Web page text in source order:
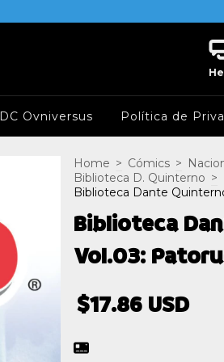
DC Ovniversus Política de
Home > Cómics >
Biblioteca D. Quinterno >
Biblioteca Dante
Biblioteca
Vol.03:
$17.86 USD